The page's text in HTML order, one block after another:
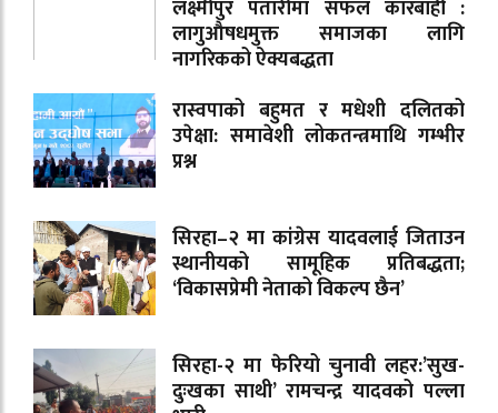
लक्ष्मीपुर पतारीमा सफल कारबाही :
लागुऔषधमुक्त समाजका लागि
नागरिकको ऐक्यबद्धता
रास्वपाको बहुमत र मधेशी दलितको
उपेक्षा: समावेशी लोकतन्त्रमाथि गम्भीर
प्रश्न
सिरहा–२ मा कांग्रेस यादवलाई जिताउन
स्थानीयको सामूहिक प्रतिबद्धता;
‘विकासप्रेमी नेताको विकल्प छैन’
सिरहा-२ मा फेरियो चुनावी लहर:’सुख-
दुःखका साथी’ रामचन्द्र यादवको पल्ला